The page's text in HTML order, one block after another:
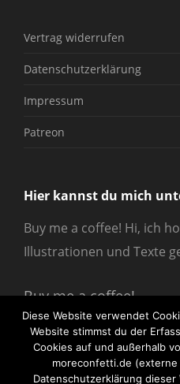
Vertrag widerrufen
Datenschutzerklärung
Impressum
Patreon
Hier kannst du mich
Buy me a coffee! Hi, ich
Illustrationen und Texte
Buy me a coffee!
Diese Website verwendet
Website stimmst du der
Cookies auf und außerhalb
moreconfetti.de
Datenschutzerklärung